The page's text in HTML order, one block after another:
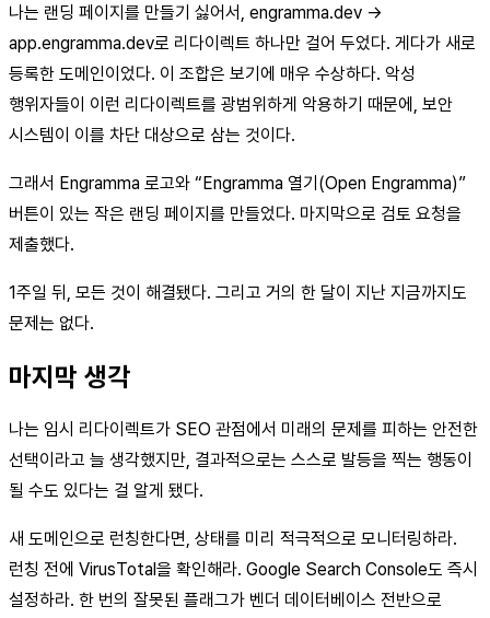
나는 랜딩 페이지를 만들기 싫어서, engramma.dev →
app.engramma.dev로 리다이렉트 하나만 걸어 두었다. 게다가 새로
등록한 도메인이었다. 이 조합은 보기에 매우 수상하다. 악성
행위자들이 이런 리다이렉트를 광범위하게 악용하기 때문에, 보안
시스템이 이를 차단 대상으로 삼는 것이다.
그래서 Engramma 로고와 “Engramma 열기(Open Engramma)”
버튼이 있는 작은 랜딩 페이지를 만들었다. 마지막으로 검토 요청을
제출했다.
1주일 뒤, 모든 것이 해결됐다. 그리고 거의 한 달이 지난 지금까지도
문제는 없다.
마지막 생각
나는 임시 리다이렉트가 SEO 관점에서 미래의 문제를 피하는 안전한
선택이라고 늘 생각했지만, 결과적으로는 스스로 발등을 찍는 행동이
될 수도 있다는 걸 알게 됐다.
새 도메인으로 런칭한다면, 상태를 미리 적극적으로 모니터링하라.
런칭 전에 VirusTotal을 확인해라. Google Search Console도 즉시
설정하라. 한 번의 잘못된 플래그가 벤더 데이터베이스 전반으로